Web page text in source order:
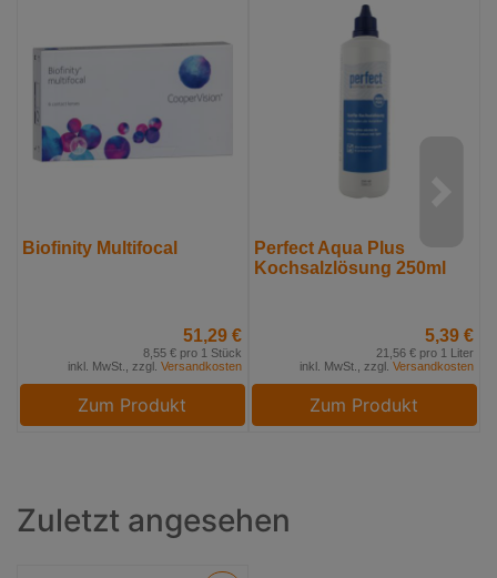
Biofinity Multifocal
51,29 €
8,55 € pro 1 Stück
inkl. MwSt., zzgl. Versandkosten
Zum Produkt
Perfect Aqua Plus
Kochsalzlösung 250ml
5,39 €
21,56 € pro 1 Liter
inkl. MwSt., zzgl. Versandkosten
Zum Produkt
Zuletzt angesehen